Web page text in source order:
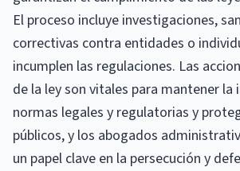
El proceso incluye investigaciones,
correctivas contra entidades o
incumplen las regulaciones. Las
de la ley son vitales para mantener la
normas legales y regulatorias y
públicos, y los abogados
un papel clave en la persecución y